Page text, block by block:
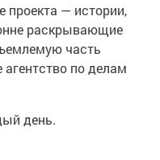
проекта — истории,
раскрывающие
часть
по делам
день.